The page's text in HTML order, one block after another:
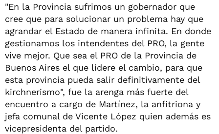
"En la Provincia sufrimos un gobernador que
cree que para solucionar un problema hay que
agrandar el Estado de manera infinita. En donde
gestionamos los intendentes del PRO, la gente
vive mejor. Que sea el PRO de la Provincia de
Buenos Aires el que lidere el cambio, para que
esta provincia pueda salir definitivamente del
kirchnerismo", fue la arenga más fuerte del
encuentro a cargo de Martínez, la anfitriona y
jefa comunal de Vicente López quien además es
vicepresidenta del partido.